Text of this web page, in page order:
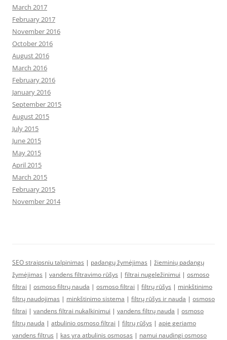
March 2017
February 2017
November 2016
October 2016
August 2016
March 2016
February 2016
January 2016
September 2015
August 2015
July 2015
June 2015
May 2015
April 2015
March 2015
February 2015
November 2014
SEO straipsniu talpinimas | padangų žymėjimas | žieminių padangų
žymėjimas | vandens filtravimo rūšys | filtrai nugeležinimui | osmoso
filtrai | osmoso filtrų nauda | osmoso filtrai | filtrų rūšys | minkštinimo
filtrų naudojimas | minkštinimo sistema | filtrų rūšys ir nauda | osmoso
filtrai | vandens filtrai nukalkinimui | vandens filtrų nauda | osmoso
filtrų nauda | atbulinio osmoso filtrai | filtrų rūšys | apie geriamo
vandens filtrus | kas yra atbulinis osmosas | namui naudingi osmoso